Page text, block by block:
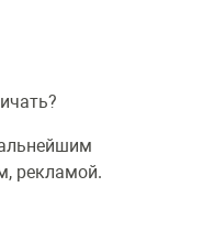
рекламой.